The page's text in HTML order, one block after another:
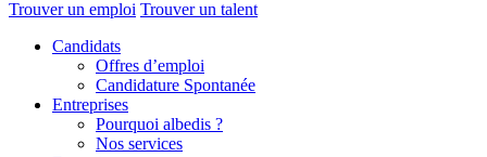
Trouver un emploi Trouver un talent
Candidats
Offres d’emploi
Candidature Spontanée
Entreprises
Pourquoi albedis ?
Nos services